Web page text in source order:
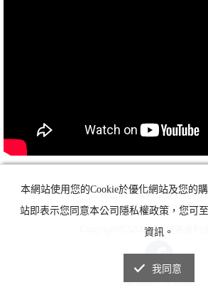
負責公司：泉利米香食品有
統一編號：24215614
Copyright(C)2008. 版權為泉利
電腦版 | 手機版
本網站使用您的Cookie於優化網站及您的
站即表示您同意本公司隱私權政策，您可
資訊。
我同意